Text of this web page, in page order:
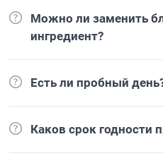
Можно ли заменить
ингредиент?
Есть ли пробный
Каков срок годности